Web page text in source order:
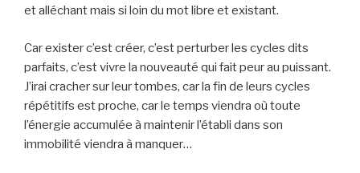
et alléchant mais si loin du mot libre et existant.
Car exister c’est créer, c’est perturber les cycles dits
parfaits, c’est vivre la nouveauté qui fait peur au puissant.
J’irai cracher sur leur tombes, car la fin de leurs cycles
répétitifs est proche, car le temps viendra où toute
l’énergie accumulée à maintenir l’établi dans son
immobilité viendra à manquer…